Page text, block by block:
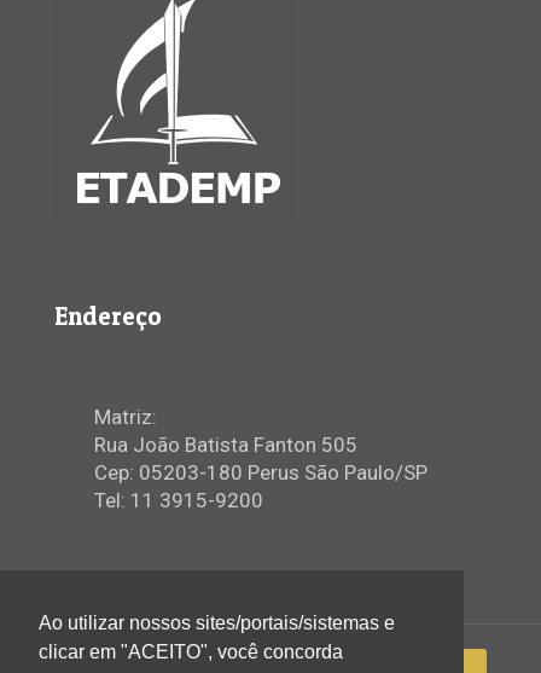
Endereço
Matriz:
Rua João Batista Fanton 505
Cep: 05203-180 Perus São Paulo/SP
Tel: 11 3915-9200
Ao utilizar nossos sites/portais/sistemas e
clicar em "ACEITO", você concorda